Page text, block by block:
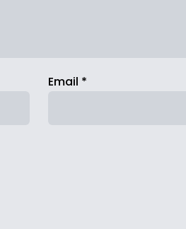
Email *